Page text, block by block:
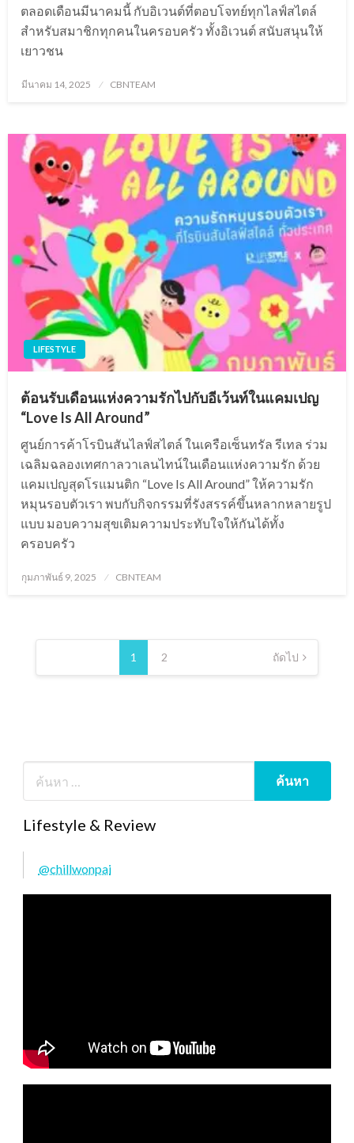
ตลอดเดือนมีนาคมนี้ กับอิเวนต์ที่ตอบโจทย์ทุกไลฟ์สไตล์
สำหรับสมาชิกทุกคนในครอบครัว ทั้งอิเวนต์ สนับสนุนให้
เยาวชน
Posted
มีนาคม 14, 2025 CBNTEAM
LIFESTYLE
ต้อนรับเดือนแห่งความรักไปกับอีเว้นท์ในแคมเปญ
“Love Is All Around”
ศูนย์การค้าโรบินสันไลฟ์สไตล์ ในเครือเซ็นทรัล รีเทล ร่วม
เฉลิมฉลองเทศกาลวาเลนไทน์ในเดือนแห่งความรัก ด้วย
แคมเปญสุดโรแมนติก “Love Is All Around” ให้ความรัก
หมุนรอบตัวเรา พบกับกิจกรรมที่รังสรรค์ขึ้นหลากหลายรูป
แบบ มอบความสุขเติมความประทับใจให้กันได้ทั้ง
ครอบครัว
Posted
กุมภาพันธ์ 9, 2025 CBNTEAM
Posts
1 2 ถัดไป
Lifestyle & Review
@chillwonpai